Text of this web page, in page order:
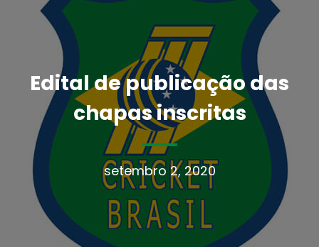
Edital de publicação das
chapas inscritas
setembro 2, 2020